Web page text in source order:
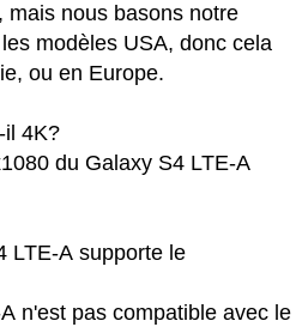
mais nous basons notre
modèles USA, donc cela
ou en Europe.
il 4K?
du Galaxy S4 LTE-A
LTE-A supporte le
n'est pas compatible avec le